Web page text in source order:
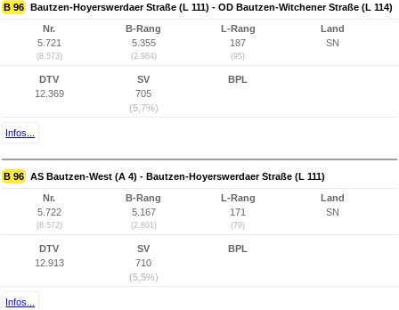
B 96 Bautzen-Hoyerswerdaer Straße (L 111) - OD Bautzen-Witchener Straße (L 114)
Nr.
5.721
(8.573)
B-Rang
5.355
(2.984)
L-Rang
187
(95)
Land
SN
DTV
12.369
SV
705
(5,7%)
BPL
Infos...
B 96 AS Bautzen-West (A 4) - Bautzen-Hoyerswerdaer Straße (L 111)
Nr.
5.722
(8.572)
B-Rang
5.167
(2.801)
L-Rang
171
(79)
Land
SN
DTV
12.913
SV
710
(5,5%)
BPL
Infos...